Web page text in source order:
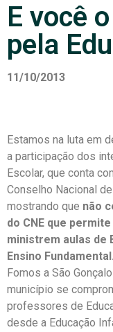
E você
pela
11/10/2013
Estamos na luta em
a participação dos
Escolar, que conta
Conselho Nacional
mostrando que não
do CNE que
ministrem aulas de
Ensino Fundamental.
Fomos a São
município se
professores de
desde a Educação